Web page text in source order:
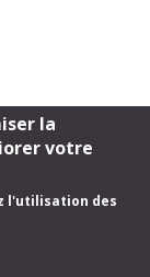
la
votre
l'utilisation des